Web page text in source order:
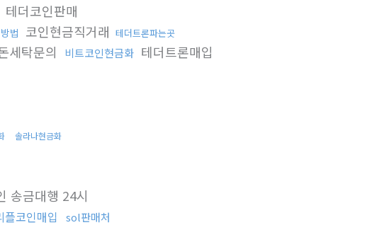
테더코인판매
법 코인현금직거래 테더트론파는곳
세탁문의 비트코인현금화 테더트론매입
솔라나현금화
송금대행 24시
플코인매입 sol판매처